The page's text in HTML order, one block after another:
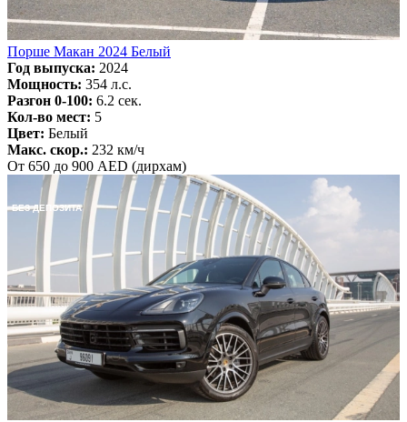
Порше Макан 2024 Белый
Год выпуска: 2024
Мощность: 354 л.с.
Разгон 0-100: 6.2 сек.
Кол-во мест: 5
Цвет: Белый
Макс. скор.: 232 км/ч
От 650 до 900 AED (дирхам)
БЕЗ ДЕПОЗИТА